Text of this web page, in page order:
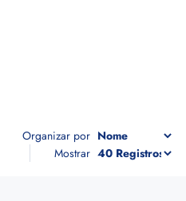
Organizar por
Mostrar